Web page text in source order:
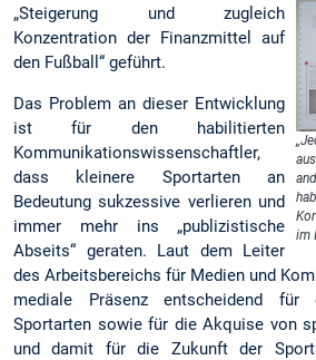
im
„Steigerung und zugleich
Konzentration der Finanzmittel auf
den Fußball“ geführt.
Das Problem an dieser Entwicklung
ist für den habilitierten
Kommunikationswissenschaftler,
dass kleinere Sportarten an
Bedeutung sukzessive verlieren und
immer mehr ins „publizistische
Abseits“ geraten. Laut dem Leiter
des Arbeitsbereichs für Medien und
mediale Präsenz entscheidend
Sportarten sowie für die Akquise von
und damit für die Zukunft der